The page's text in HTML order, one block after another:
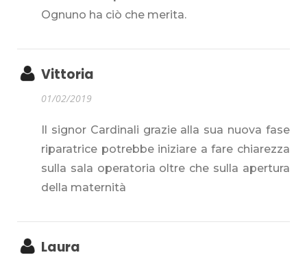
Ognuno ha ciò che merita.
Vittoria
01/02/2019
Il signor Cardinali grazie alla sua nuova fase
riparatrice potrebbe iniziare a fare chiarezza
sulla sala operatoria oltre che sulla apertura
della maternità
Laura